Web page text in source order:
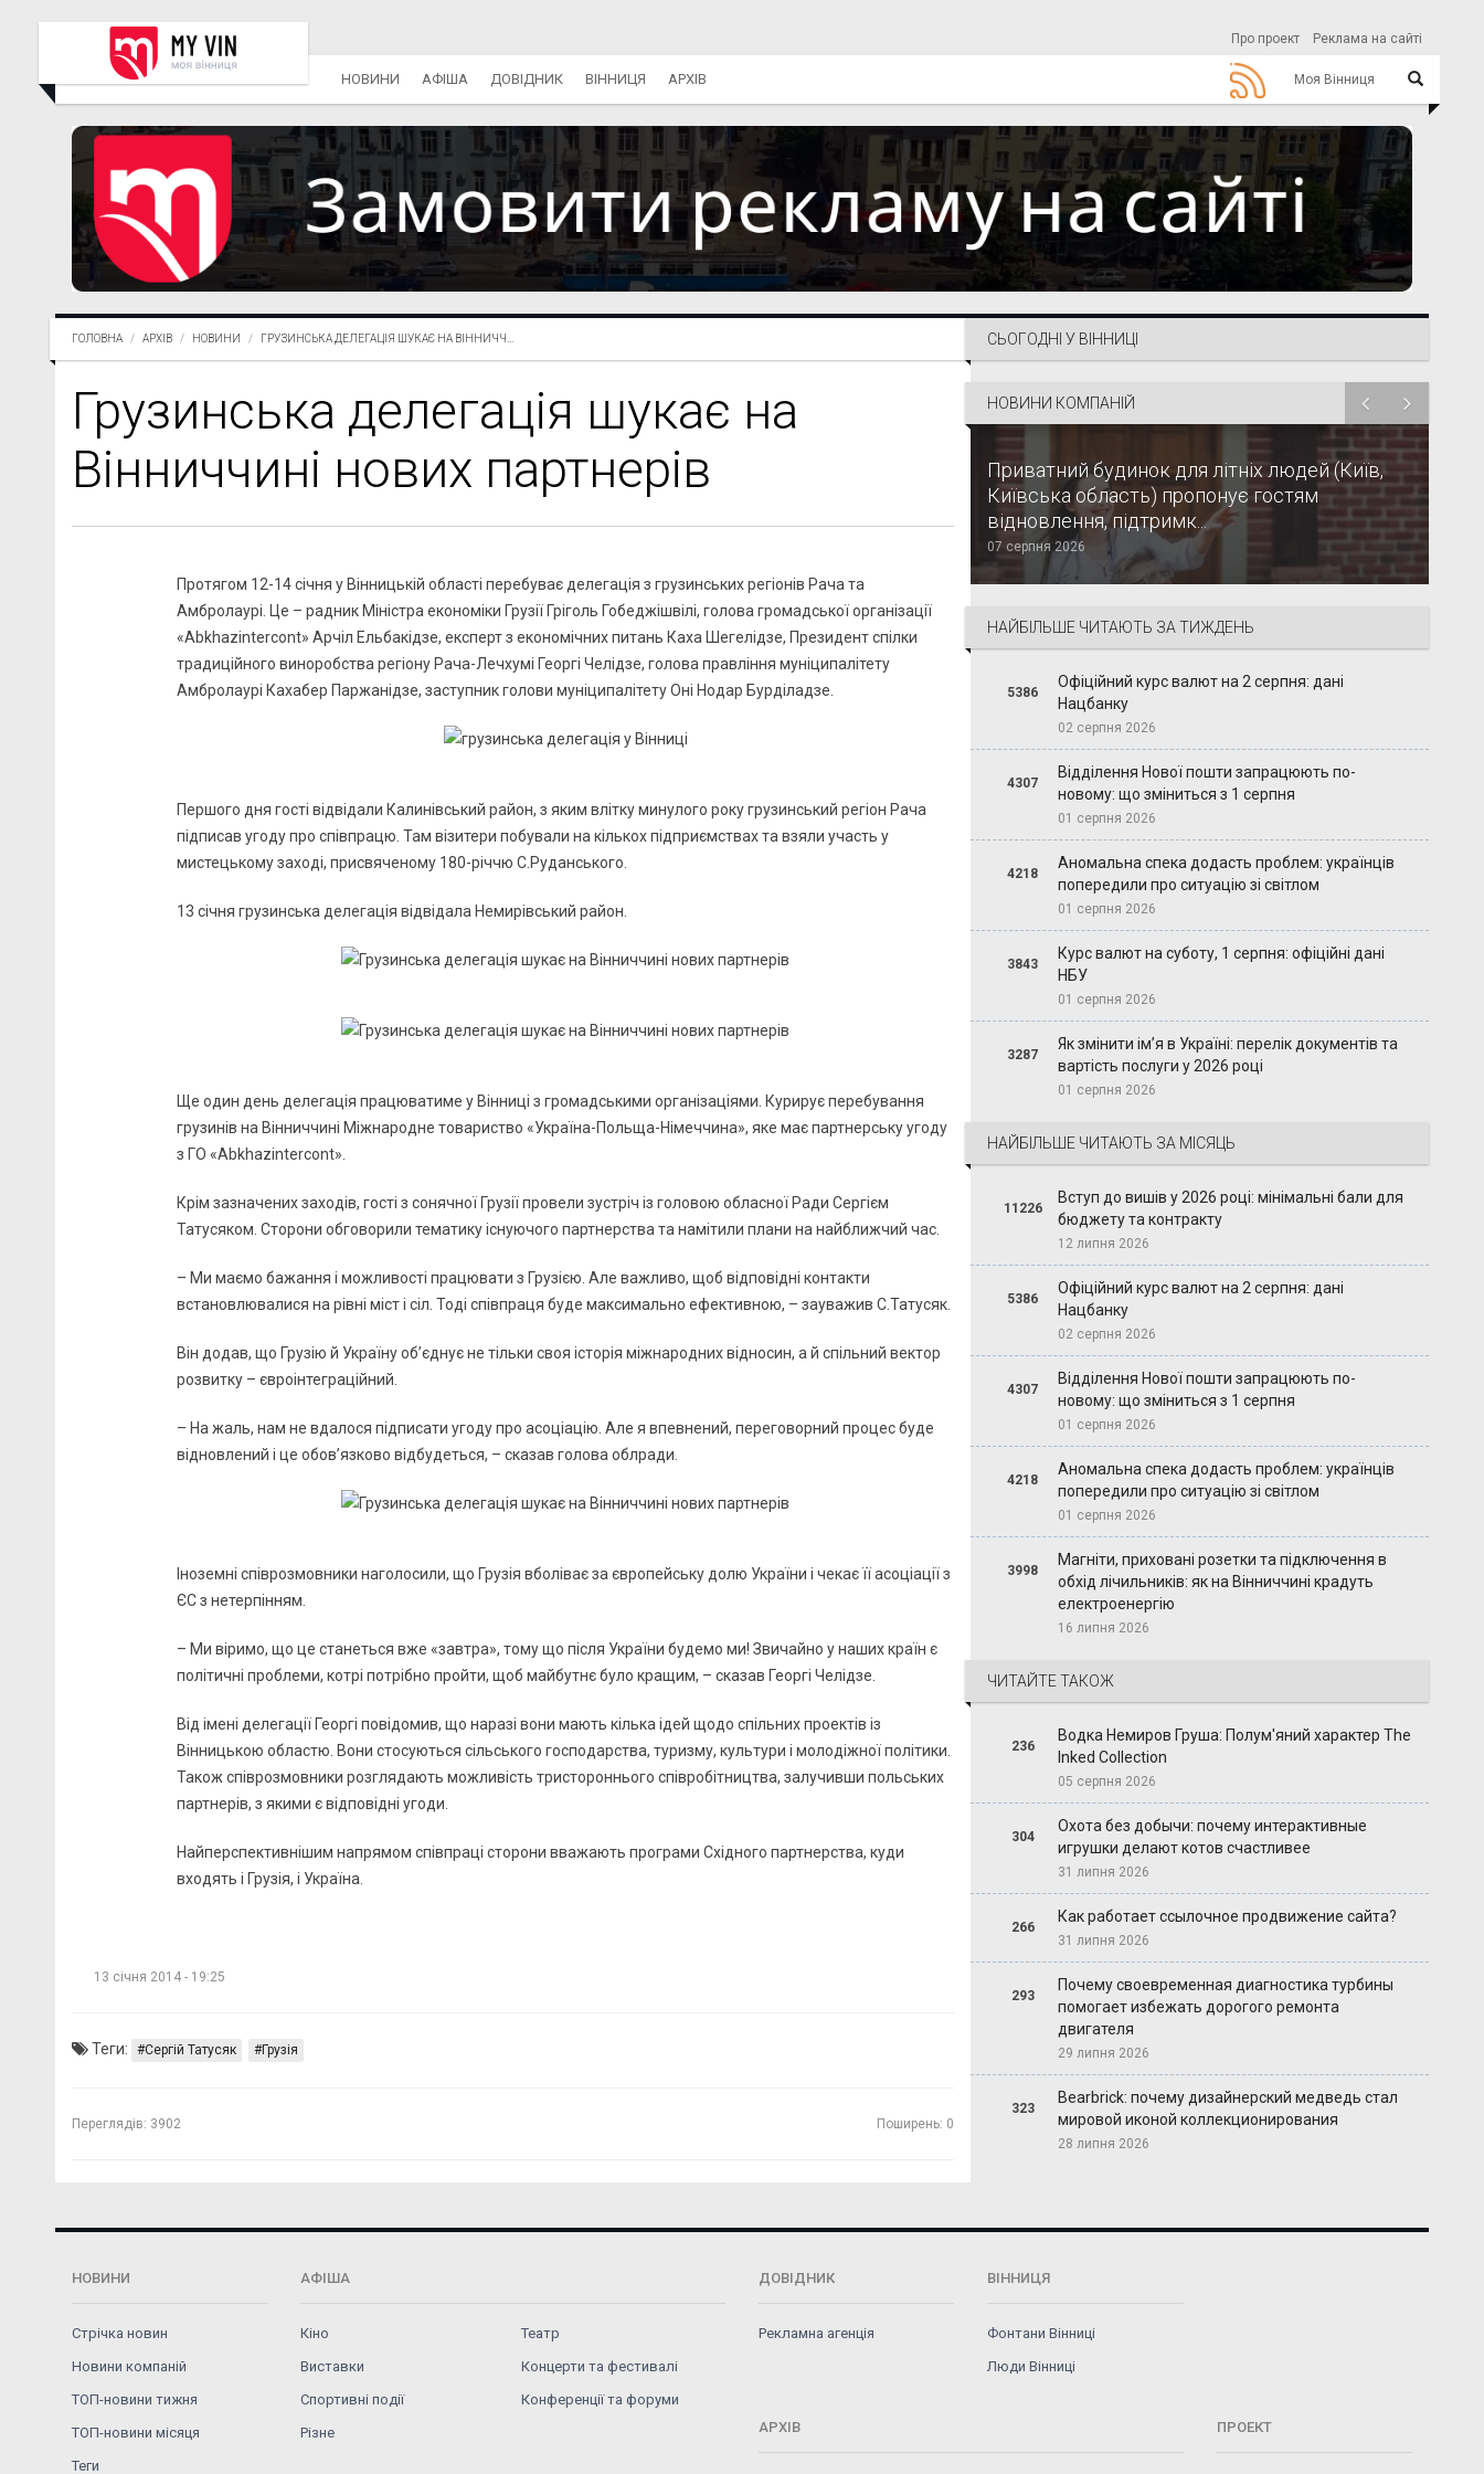
Про проект Реклама на сайті
Моя Вінниця
НОВИНИ АФІША ДОВІДНИК ВІННИЦЯ АРХІВ
ГОЛОВНА АРХІВ НОВИНИ ГРУЗИНСЬКА ДЕЛЕГАЦІЯ ШУКАЄ НА ВІННИЧЧ...
Грузинська делегація шукає на
Вінниччині нових партнерів
Протягом 12-14 січня у Вінницькій області перебуває делегація з грузинських регіонів Рача та
Амбролаурі. Це – радник Міністра економіки Грузії Гріголь Гобеджішвілі, голова громадської організації
«Abkhazintercont» Арчіл Ельбакідзе, експерт з економічних питань Каха Шегелідзе, Президент спілки
традиційного виноробства регіону Рача-Лечхумі Георгі Челідзе, голова правління муніципалітету
Амбролаурі Кахабер Паржанідзе, заступник голови муніципалітету Оні Нодар Бурділадзе.
Першого дня гості відвідали Калинівський район, з яким влітку минулого року грузинський регіон Рача
підписав угоду про співпрацю. Там візитери побували на кількох підприємствах та взяли участь у
мистецькому заході, присвяченому 180-річчю С.Руданського.
13 січня грузинська делегація відвідала Немирівський район.
Ще один день делегація працюватиме у Вінниці з громадськими організаціями. Курирує перебування
грузинів на Вінниччині Міжнародне товариство «Україна-Польща-Німеччина», яке має партнерську угоду
з ГО «Abkhazintercont».
Крім зазначених заходів, гості з сонячної Грузії провели зустріч із головою обласної Ради Сергієм
Татусяком. Сторони обговорили тематику існуючого партнерства та намітили плани на найближчий час.
– Ми маємо бажання і можливості працювати з Грузією. Але важливо, щоб відповідні контакти
встановлювалися на рівні міст і сіл. Тоді співпраця буде максимально ефективною, – зауважив С.Татусяк.
Він додав, що Грузію й Україну об’єднує не тільки своя історія міжнародних відносин, а й спільний вектор
розвитку – євроінтеграційний.
– На жаль, нам не вдалося підписати угоду про асоціацію. Але я впевнений, переговорний процес буде
відновлений і це обов’язково відбудеться, – сказав голова облради.
Іноземні співрозмовники наголосили, що Грузія вболіває за європейську долю України і чекає її асоціації з
ЄС з нетерпінням.
– Ми віримо, що це станеться вже «завтра», тому що після України будемо ми! Звичайно у наших країн є
політичні проблеми, котрі потрібно пройти, щоб майбутнє було кращим, – сказав Георгі Челідзе.
Від імені делегації Георгі повідомив, що наразі вони мають кілька ідей щодо спільних проектів із
Вінницькою областю. Вони стосуються сільського господарства, туризму, культури і молодіжної політики.
Також співрозмовники розглядають можливість тристороннього співробітництва, залучивши польських
партнерів, з якими є відповідні угоди.
Найперспективнішим напрямом співпраці сторони вважають програми Східного партнерства, куди
входять і Грузія, і Україна.
13 січня 2014 - 19:25
Теги: Сергій Татусяк Грузія
Переглядів: 3902 Поширень: 0
СЬОГОДНІ У ВІННИЦІ
НОВИНИ КОМПАНІЙ
Приватний будинок для літніх людей (Київ,
Київська область) пропонує гостям
відновлення, підтримк...
07 серпня 2026
НАЙБІЛЬШЕ ЧИТАЮТЬ ЗА ТИЖДЕНЬ
5386
Офіційний курс валют на 2 серпня: дані
Нацбанку
02 серпня 2026
4307
Відділення Нової пошти запрацюють по-
новому: що зміниться з 1 серпня
01 серпня 2026
4218
Аномальна спека додасть проблем: українців
попередили про ситуацію зі світлом
01 серпня 2026
3843
Курс валют на суботу, 1 серпня: офіційні дані
НБУ
01 серпня 2026
3287
Як змінити ім’я в Україні: перелік документів та
вартість послуги у 2026 році
01 серпня 2026
НАЙБІЛЬШЕ ЧИТАЮТЬ ЗА МІСЯЦЬ
11226
Вступ до вишів у 2026 році: мінімальні бали для
бюджету та контракту
12 липня 2026
5386
Офіційний курс валют на 2 серпня: дані
Нацбанку
02 серпня 2026
4307
Відділення Нової пошти запрацюють по-
новому: що зміниться з 1 серпня
01 серпня 2026
4218
Аномальна спека додасть проблем: українців
попередили про ситуацію зі світлом
01 серпня 2026
3998
Магніти, приховані розетки та підключення в
обхід лічильників: як на Вінниччині крадуть
електроенергію
16 липня 2026
ЧИТАЙТЕ ТАКОЖ
236
Водка Немиров Груша: Полум'яний характер The
Inked Collection
05 серпня 2026
304
Охота без добычи: почему интерактивные
игрушки делают котов счастливее
31 липня 2026
266
Как работает ссылочное продвижение сайта?
31 липня 2026
293
Почему своевременная диагностика турбины
помогает избежать дорогого ремонта
двигателя
29 липня 2026
323
Bearbrick: почему дизайнерский медведь стал
мировой иконой коллекционирования
28 липня 2026
НОВИНИ
Стрічка новин
Новини компаній
ТОП-новини тижня
ТОП-новини місяця
Теги
АФІША
Кіно
Театр
Виставки
Концерти та фестивалі
Спортивні події
Конференції та форуми
Різне
ДОВІДНИК
Рекламна агенція
ВІННИЦЯ
Фонтани Вінниці
Люди Вінниці
АРХІВ ПРОЕКТ